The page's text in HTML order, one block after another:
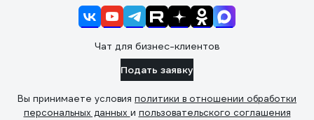
Чат для бизнес-клиентов
Подать заявку
Вы принимаете условия политики в отношении обработки
персональных данных и пользовательского соглашения